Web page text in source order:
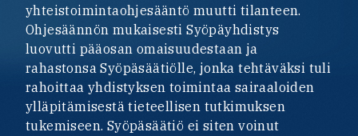
yhteistoimintaohjesääntö muutti tilanteen.
Ohjesäännön mukaisesti Syöpäyhdistys
luovutti pääosan omaisuudestaan ja
rahastonsa Syöpäsäätiölle, jonka tehtäväksi tuli
rahoittaa yhdistyksen toimintaa sairaaloiden
ylläpitämisestä tieteellisen tutkimuksen
tukemiseen. Syöpäsäätiö ei siten voinut